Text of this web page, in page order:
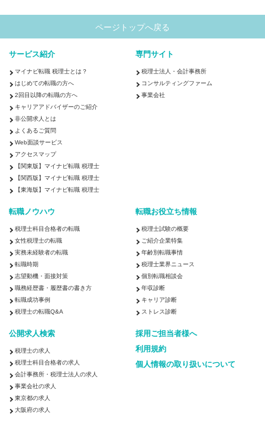
ページトップへ戻る
サービス紹介
マイナビ転職 税理士とは？
はじめての転職の方へ
2回目以降の転職の方へ
キャリアアドバイザーのご紹介
非公開求人とは
よくあるご質問
Web面談サービス
アクセスマップ
【関東版】マイナビ転職 税理士
【関西版】マイナビ転職 税理士
【東海版】マイナビ転職 税理士
専門サイト
税理士法人・会計事務所
コンサルティングファーム
事業会社
転職ノウハウ
税理士科目合格者の転職
女性税理士の転職
実務未経験者の転職
転職時期
志望動機・面接対策
職務経歴書・履歴書の書き方
転職成功事例
税理士の転職Q&A
転職お役立ち情報
税理士試験の概要
ご紹介企業特集
年齢別転職事情
税理士業界ニュース
個別転職相談会
年収診断
キャリア診断
ストレス診断
公開求人検索
税理士の求人
税理士科目合格者の求人
会計事務所・税理士法人の求人
事業会社の求人
東京都の求人
大阪府の求人
採用ご担当者様へ
利用規約
個人情報の取り扱いについて